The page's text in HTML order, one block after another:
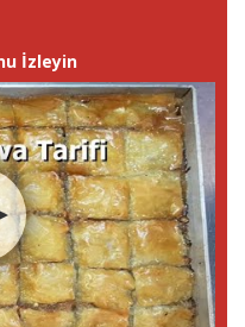
İzleyin